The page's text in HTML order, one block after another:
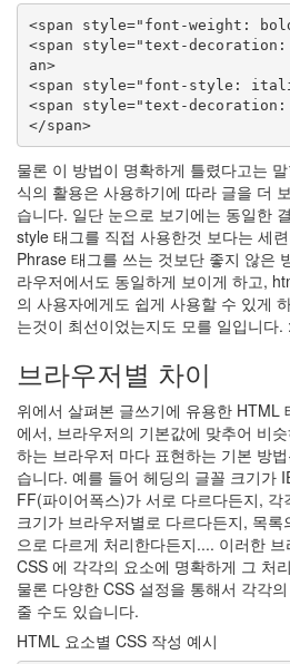
<span style="font-weight:
<span style="text-decoration:
an>
<span style="font-style:
<span style="text-decoration:
</span>
물론 이 방법이 명확하게 틀렸다고는
식의 활용은 사용하기에 따라 글을 더
습니다. 일단 눈으로 보기에는 동일한
style 태그를 직접 사용한것 보다는 세
Phrase 태그를 쓰는 것보단 좋지 않은
라우저에서도 동일하게 보이게 하고,
의 사용자에게도 쉽게 사용할 수 있게
는것이 최선이었는지도 모를 일입니다.
브라우저별 차이
위에서 살펴본 글쓰기에 유용한 HTML
에서, 브라우저의 기본값에 맞추어 비
하는 브라우저 마다 표현하는 기본 방
습니다. 예를 들어 헤딩의 글꼴 크기가
FF(파이어폭스)가 서로 다르다든지, 각
크기가 브라우저별로 다르다든지, 목
으로 다르게 처리한다든지.... 이러한
CSS 에 각각의 요소에 명확하게 그 처
물론 다양한 CSS 설정을 통해서 각각
줄 수도 있습니다.
HTML 요소별 CSS 작성 예시
음
계
The
Dark
Knight
Notices
About
hi8ar
스
킨
만
들
어
드
립...
By
hi8ar
Find!